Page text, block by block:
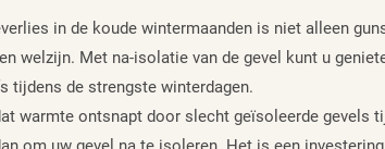
in de koude wintermaanden is niet alleen
welzijn. Met na-isolatie van de gevel kunt u
tijdens de strengste winterdagen.
warmte ontsnapt door slecht geïsoleerde gevels